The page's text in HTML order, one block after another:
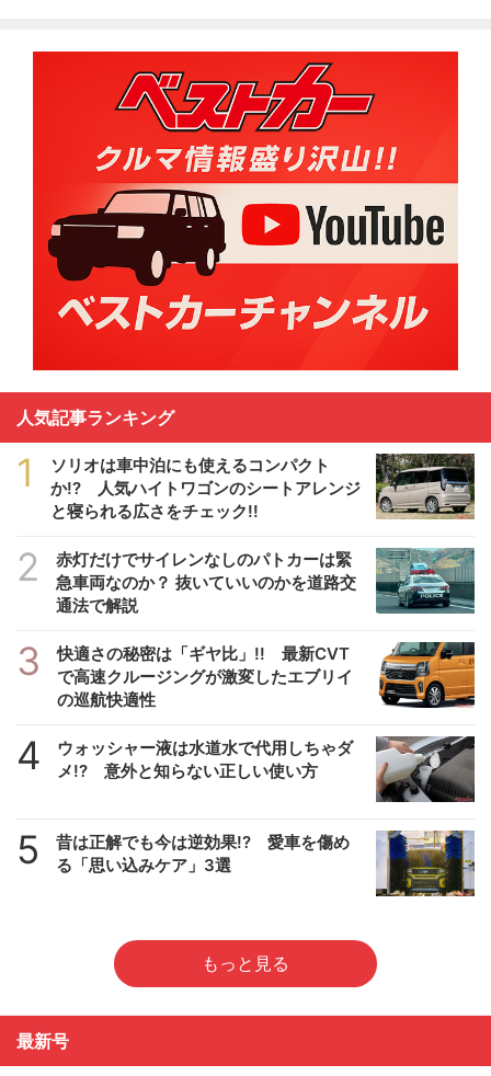
人気記事ランキング
1
ソリオは車中泊にも使えるコンパクト
か!? 人気ハイトワゴンのシートアレンジ
と寝られる広さをチェック!!
2
赤灯だけでサイレンなしのパトカーは緊
急車両なのか？ 抜いていいのかを道路交
通法で解説
3
快適さの秘密は「ギヤ比」!! 最新CVT
で高速クルージングが激変したエブリイ
の巡航快適性
4
ウォッシャー液は水道水で代用しちゃダ
メ!? 意外と知らない正しい使い方
5
昔は正解でも今は逆効果!? 愛車を傷め
る「思い込みケア」3選
もっと見る
最新号